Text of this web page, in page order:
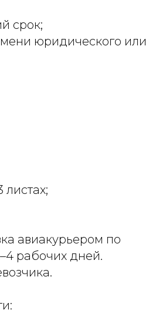
срок;
юридического или
авиакурьером по
рабочих дней.